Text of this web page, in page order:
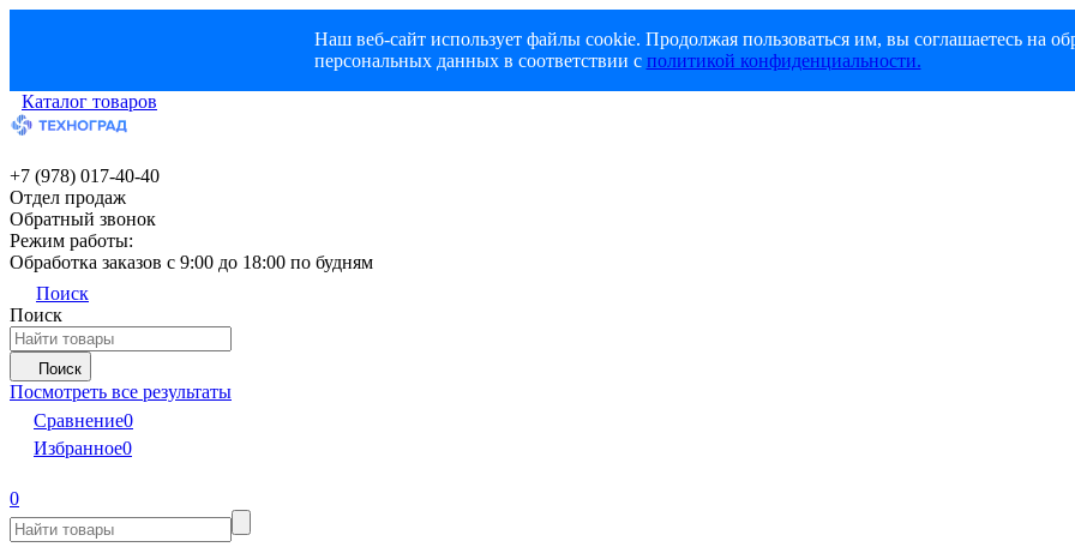
Наш веб-сайт использует файлы cookie. Продолжая пользоваться им, вы соглашаетесь на
персональных данных в соответствии с политикой конфиденциальности.
Каталог товаров
+7 (978) 017-40-40
Отдел продаж
Обратный звонок
Режим работы:
Обработка заказов с 9:00 до 18:00 по будням
Поиск
Поиск
Поиск
Посмотреть все результаты
Сравнение0
Избранное0
0